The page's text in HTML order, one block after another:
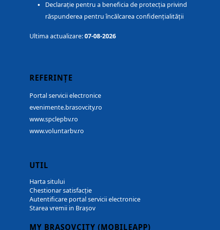
Declarație pentru a beneficia de protecția privind
răspunderea pentru încălcarea confidențialității
Ultima actualizare:07-08-2026
REFERINȚE
Portal servicii electronice
evenimente.brasovcity.ro
www.spclepbv.ro
www.voluntarbv.ro
UTIL
Harta sitului
Chestionar satisfacție
Autentificare portal servicii electronice
Starea vremii in Brașov
MY BRASOVCITY (MOBILEAPP)